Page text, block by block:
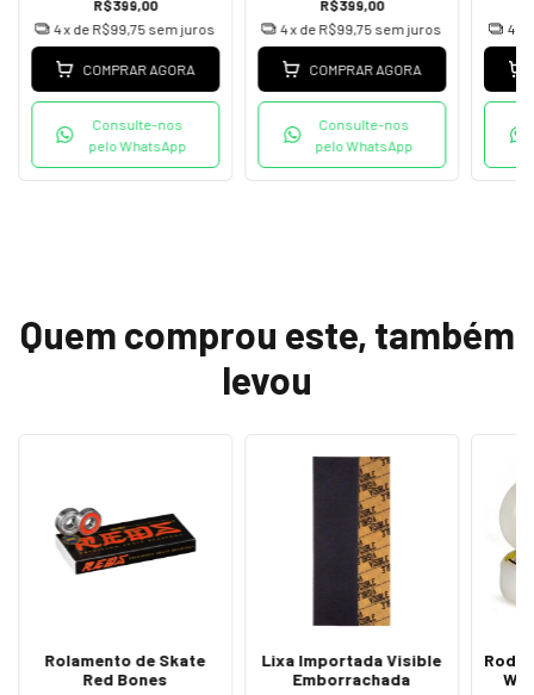
R$399,00
4x de R$99,75 sem juros
COMPRAR AGORA
Consulte-nos
pelo WhatsApp
R$399,00
4x de R$99,75 sem juros
COMPRAR AGORA
Consulte-nos
pelo WhatsApp
4
Quem comprou este, também
levou
Rolamento de Skate
Red Bones
Lixa Importada Visible
Emborrachada
Roda